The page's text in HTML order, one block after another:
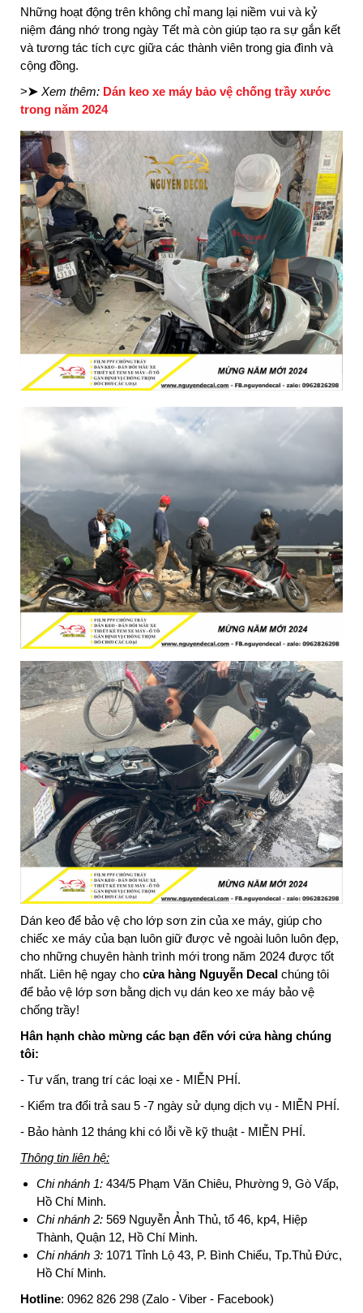
Những hoạt động trên không chỉ mang lại niềm vui và kỷ
niệm đáng nhớ trong ngày Tết mà còn giúp tạo ra sự gắn kết
và tương tác tích cực giữa các thành viên trong gia đình và
cộng đồng.
>➤ Xem thêm: Dán keo xe máy bảo vệ chống trầy xước
trong năm 2024
Dán keo để bảo vệ cho lớp sơn zin của xe máy, giúp cho
chiếc xe máy của bạn luôn giữ được vẻ ngoài luôn luôn đẹp,
cho những chuyên hành trình mới trong năm 2024 được tốt
nhất. Liên hệ ngay cho cửa hàng Nguyễn Decal chúng tôi
để bảo vệ lớp sơn bằng dịch vụ dán keo xe máy bảo vệ
chống trầy!
Hân hạnh chào mừng các bạn đến với cửa hàng chúng
tôi:
- Tư vấn, trang trí các loại xe - MIỄN PHÍ.
- Kiểm tra đổi trả sau 5 -7 ngày sử dụng dịch vụ - MIỄN PHÍ.
- Bảo hành 12 tháng khi có lỗi về kỹ thuật - MIỄN PHÍ.
Thông tin liên hệ:
Chi nhánh 1: 434/5 Phạm Văn Chiêu, Phường 9, Gò Vấp,
Hồ Chí Minh.
Chi nhánh 2: 569 Nguyễn Ảnh Thủ, tổ 46, kp4, Hiệp
Thành, Quận 12, Hồ Chí Minh.
Chi nhánh 3: 1071 Tỉnh Lộ 43, P. Bình Chiểu, Tp.Thủ Đức,
Hồ Chí Minh.
Hotline: 0962 826 298 (Zalo - Viber - Facebook)